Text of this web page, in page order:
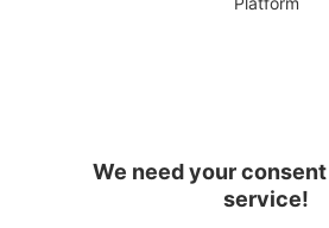
We need your
service!